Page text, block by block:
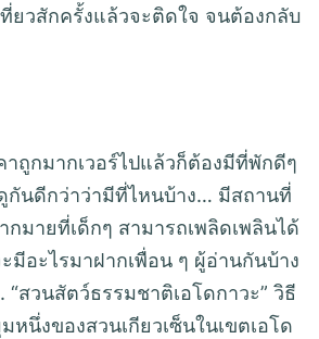
ยวสักครั้งแล้วจะติดใจ จนต้องกลับ
าถูกมากเวอร์ไปแล้วก็ต้องมีที่พักดีๆ
กันดีกว่าว่ามีที่ไหนบ้าง… มีสถานที่
กมายที่เด็กๆ สามารถเพลิดเพลินได้
มีอะไรมาฝากเพื่อน ๆ ผู้อ่านกันบ้าง
สวนสัตว์ธรรมชาติเอโดกาวะ” วิธี
หนึ่งของสวนเกียวเซ็นในเขตเอโด